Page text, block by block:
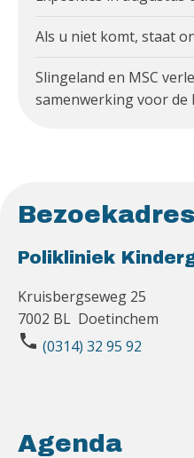
Als u niet komt, staat
Slingeland en MSC
samenwerking voor de
Polikliniek
Kruisbergseweg 25
7002 BL Doetinchem
phone (0314) 32 95 92
Agenda